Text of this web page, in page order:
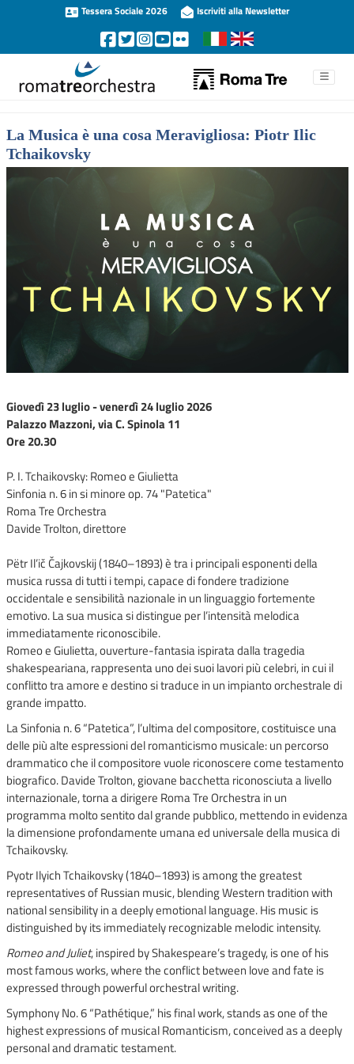
Tessera Sociale 2026 Iscriviti alla Newsletter
La Musica è una cosa Meravigliosa: Piotr Ilic
Tchaikovsky
Giovedì 23 luglio - venerdì 24 luglio 2026
Palazzo Mazzoni, via C. Spinola 11
Ore 20.30
P. I. Tchaikovsky: Romeo e Giulietta
Sinfonia n. 6 in si minore op. 74 "Patetica"
Roma Tre Orchestra
Davide Trolton, direttore
Pëtr Il’ič Čajkovskij (1840–1893) è tra i principali esponenti della
musica russa di tutti i tempi, capace di fondere tradizione
occidentale e sensibilità nazionale in un linguaggio fortemente
emotivo. La sua musica si distingue per l’intensità melodica
immediatamente riconoscibile.
Romeo e Giulietta, ouverture-fantasia ispirata dalla tragedia
shakespeariana, rappresenta uno dei suoi lavori più celebri, in cui il
conflitto tra amore e destino si traduce in un impianto orchestrale di
grande impatto.
La Sinfonia n. 6 “Patetica”, l’ultima del compositore, costituisce una
delle più alte espressioni del romanticismo musicale: un percorso
drammatico che il compositore vuole riconoscere come testamento
biografico. Davide Trolton, giovane bacchetta riconosciuta a livello
internazionale, torna a dirigere Roma Tre Orchestra in un
programma molto sentito dal grande pubblico, mettendo in evidenza
la dimensione profondamente umana ed universale della musica di
Tchaikovsky.
Pyotr Ilyich Tchaikovsky (1840–1893) is among the greatest
representatives of Russian music, blending Western tradition with
national sensibility in a deeply emotional language. His music is
distinguished by its immediately recognizable melodic intensity.
Romeo and Juliet, inspired by Shakespeare’s tragedy, is one of his
most famous works, where the conflict between love and fate is
expressed through powerful orchestral writing.
Symphony No. 6 “Pathétique,” his final work, stands as one of the
highest expressions of musical Romanticism, conceived as a deeply
personal and dramatic testament.